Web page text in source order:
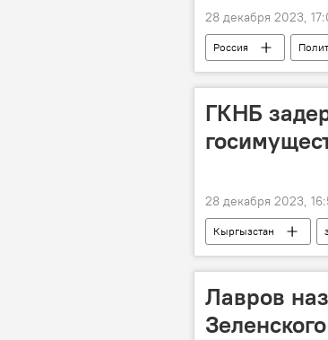
28 декабря 2023,
Россия
заявление
ГКНБ
28 декабря 2023,
Кыргызстан
Агентство по
Лавров